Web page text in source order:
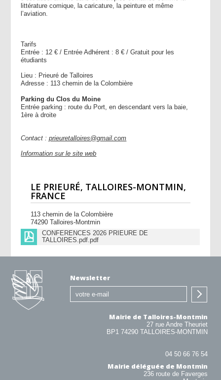
littérature comique, la caricature, la peinture et même
l’aviation.
Tarifs
Entrée : 12 € / Entrée Adhérent : 8 € / Gratuit pour les
étudiants
Lieu : Prieuré de Talloires
Adresse : 113 chemin de la Colombière
Parking du Clos du Moine
Entrée parking : route du Port, en descendant vers la baie,
1ère à droite
Contact :prieuretalloires@gmail.com
Information sur le site web
LE PRIEURÉ, TALLOIRES-MONTMIN,
FRANCE
113 chemin de la Colombière
74290 Talloires-Montmin
CONFERENCES 2026 PRIEURE DE
TALLOIRES.pdf.pdf
Newsletter
Mairie de Talloires-Montmin
27 rue Andre Theuriet
BP1 74290 TALLOIRES-MONTMIN
04 50 66 76 54
Mairie déléguée de Montmin
236 route de Faverges